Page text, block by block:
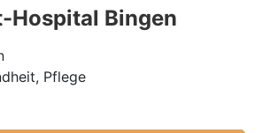
Hospital Bingen
Pflege